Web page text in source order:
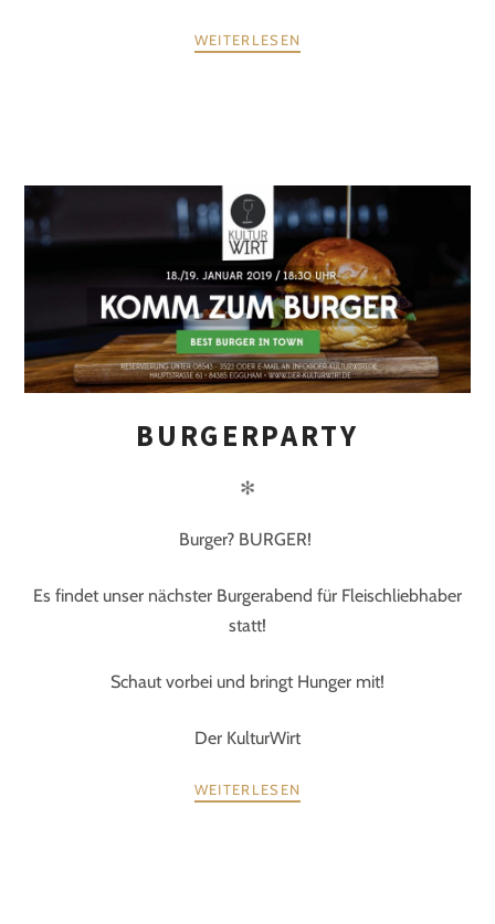
WEITERLESEN
BURGERPARTY
✻
Burger? BURGER!
Es findet unser nächster Burgerabend für Fleischliebhaber
statt!
Schaut vorbei und bringt Hunger mit!
Der KulturWirt
WEITERLESEN